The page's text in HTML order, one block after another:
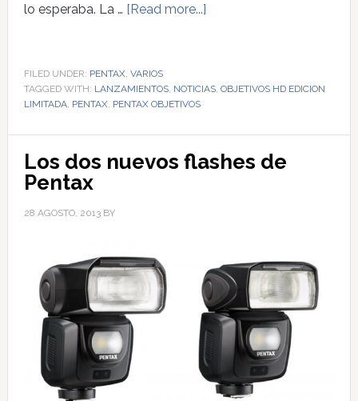
lo esperaba. La … [Read more...]
FILED UNDER: PENTAX, VARIOS
TAGGED WITH: LANZAMIENTOS, NOTICIAS, OBJETIVOS HD EDICION
LIMITADA, PENTAX, PENTAX OBJETIVOS
Los dos nuevos flashes de
Pentax
28 AGOSTO, 2013BY